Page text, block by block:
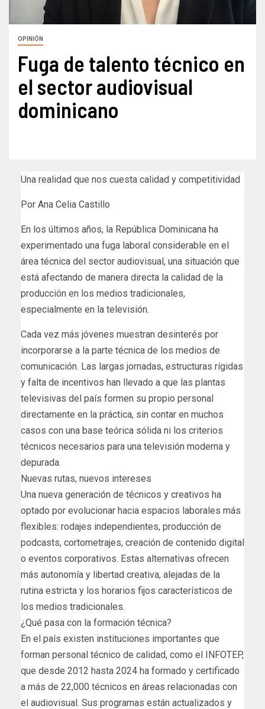
OPINIÓN
Fuga de talento técnico en
el sector audiovisual
dominicano
Una realidad que nos cuesta calidad y competitividad
Por Ana Celia Castillo
En los últimos años, la República Dominicana ha
experimentado una fuga laboral considerable en el
área técnica del sector audiovisual, una situación que
está afectando de manera directa la calidad de la
producción en los medios tradicionales,
especialmente en la televisión.
Cada vez más jóvenes muestran desinterés por
incorporarse a la parte técnica de los medios de
comunicación. Las largas jornadas, estructuras rígidas
y falta de incentivos han llevado a que las plantas
televisivas del país formen su propio personal
directamente en la práctica, sin contar en muchos
casos con una base teórica sólida ni los criterios
técnicos necesarios para una televisión moderna y
depurada.
Nuevas rutas, nuevos intereses
Una nueva generación de técnicos y creativos ha
optado por evolucionar hacia espacios laborales más
flexibles: rodajes independientes, producción de
podcasts, cortometrajes, creación de contenido digital
o eventos corporativos. Estas alternativas ofrecen
más autonomía y libertad creativa, alejadas de la
rutina estricta y los horarios fijos característicos de
los medios tradicionales.
¿Qué pasa con la formación técnica?
En el país existen instituciones importantes que
forman personal técnico de calidad, como el INFOTEP,
que desde 2012 hasta 2024 ha formado y certificado
a más de 22,000 técnicos en áreas relacionadas con
el audiovisual. Sus programas están actualizados y